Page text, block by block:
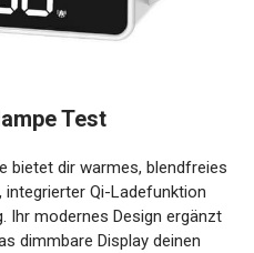
Test
bietet dir warmes, blendfreies
Qi-Ladefunktion
Ihr modernes Design ergänzt
dimmbare Display deinen